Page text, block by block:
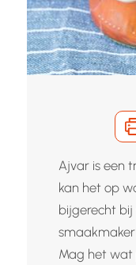
Ajvar is een
kan het op
bijgerecht bij
smaakmaker
Mag het wat